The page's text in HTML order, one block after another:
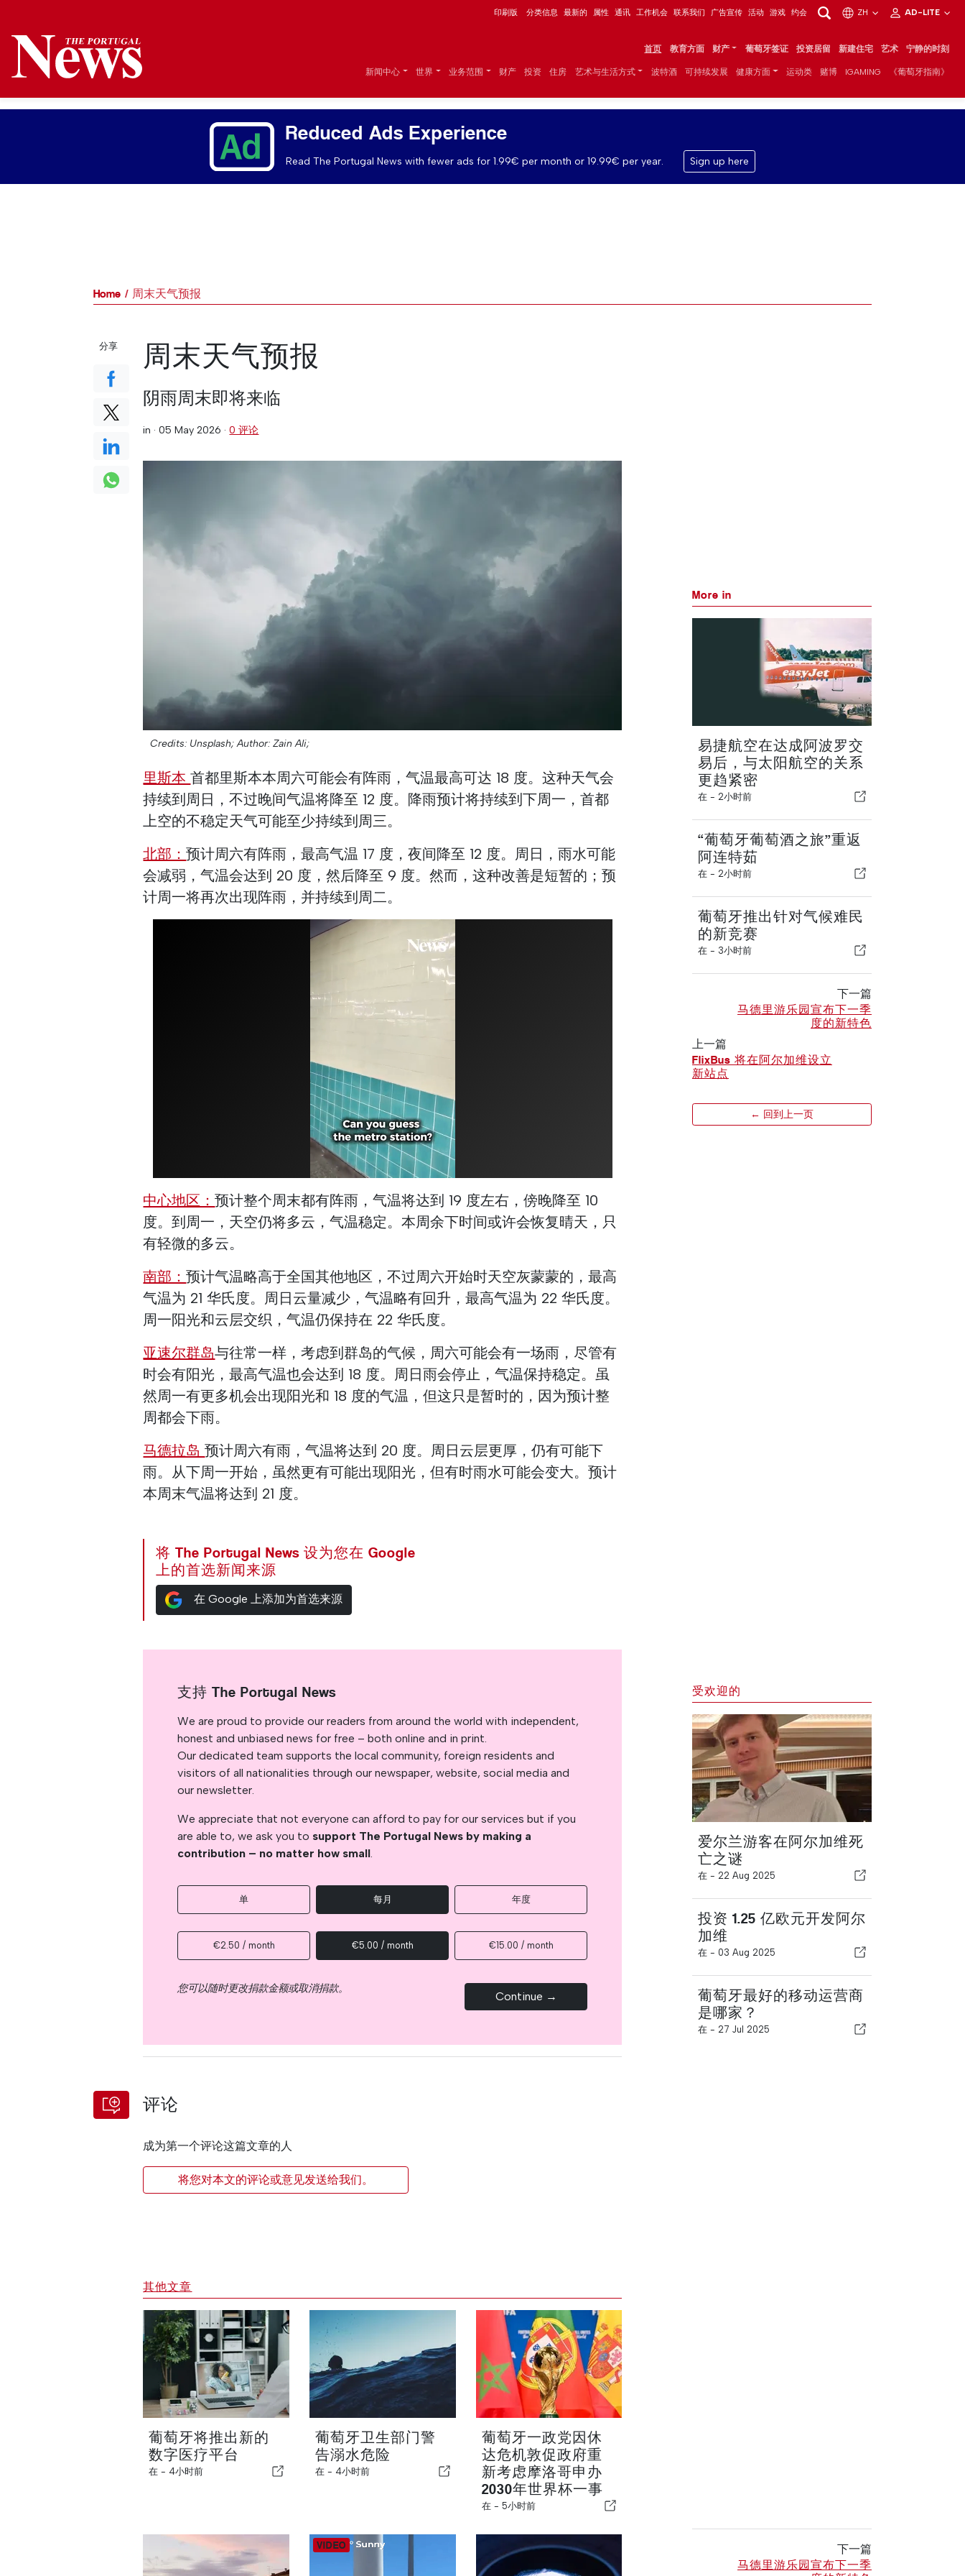
印刷版 分类信息 最新的 属性 通讯 工作机会 联系我们 广告宣传 活动 游戏 约会 ZH AD-LITE
首页 教育方面 财产 葡萄牙签证 投资居留 新建住宅 艺术 宁静的时刻
新闻中心 世界 业务范围 财产 投资 住房 艺术与生活方式 波特酒 可持续发展 健康方面 运动类 赌博 IGAMING 《葡萄牙指南》
Reduced Ads Experience
Read The Portugal News with fewer ads for 1.99€ per month or 19.99€ per year. Sign up here
Home 周末天气预报
周末天气预报
阴雨周末即将来临
in ·05 May 2026 ·0 评论
Credits: Unsplash; Author: Zain Ali;
里斯本首都里斯本本周六可能会有阵雨，气温最高可达 18 度。这种天气会
持续到周日，不过晚间气温将降至 12 度。降雨预计将持续到下周一，首都
上空的不稳定天气可能至少持续到周三。
北部：预计周六有阵雨，最高气温 17 度，夜间降至 12 度。周日，雨水可能
会减弱，气温会达到 20 度，然后降至 9 度。然而，这种改善是短暂的；预
计周一将再次出现阵雨，并持续到周二。
中心地区：预计整个周末都有阵雨，气温将达到 19 度左右，傍晚降至 10
度。到周一，天空仍将多云，气温稳定。本周余下时间或许会恢复晴天，只
有轻微的多云。
南部：预计气温略高于全国其他地区，不过周六开始时天空灰蒙蒙的，最高
气温为 21 华氏度。周日云量减少，气温略有回升，最高气温为 22 华氏度。
周一阳光和云层交织，气温仍保持在 22 华氏度。
亚速尔群岛与往常一样，考虑到群岛的气候，周六可能会有一场雨，尽管有
时会有阳光，最高气温也会达到 18 度。周日雨会停止，气温保持稳定。虽
然周一有更多机会出现阳光和 18 度的气温，但这只是暂时的，因为预计整
周都会下雨。
马德拉岛预计周六有雨，气温将达到 20 度。周日云层更厚，仍有可能下
雨。从下周一开始，虽然更有可能出现阳光，但有时雨水可能会变大。预计
本周末气温将达到 21 度。
将 The Portugal News 设为您在 Google
上的首选新闻来源
在 Google 上添加为首选来源
分享
More in
易捷航空在达成阿波罗交
易后，与太阳航空的关系
更趋紧密
在 - 2小时前
“葡萄牙葡萄酒之旅”重返
阿连特茹
在 - 2小时前
葡萄牙推出针对气候难民
的新竞赛
在 - 3小时前
下一篇
马德里游乐园宣布下一季
度的新特色
上一篇
FlixBus 将在阿尔加维设立
新站点
← 回到上一页
支持 The Portugal News
We are proud to provide our readers from around the world with independent,
honest and unbiased news for free – both online and in print.
Our dedicated team supports the local community, foreign residents and
visitors of all nationalities through our newspaper, website, social media and
our newsletter.
We appreciate that not everyone can afford to pay for our services but if you
are able to, we ask you to support The Portugal News by making a
contribution – no matter how small.
单 每月 年度
€2.50 / month €5.00 / month €15.00 / month
您可以随时更改捐款金额或取消捐款。
Continue →
评论
成为第一个评论这篇文章的人
将您对本文的评论或意见发送给我们。
受欢迎的
爱尔兰游客在阿尔加维死
亡之谜
在 - 22 Aug 2025
投资 1.25 亿欧元开发阿尔
加维
在 - 03 Aug 2025
葡萄牙最好的移动运营商
是哪家？
在 - 27 Jul 2025
其他文章
葡萄牙将推出新的
数字医疗平台
在 - 4小时前
葡萄牙卫生部门警
告溺水危险
在 - 4小时前
葡萄牙一政党因休
达危机敦促政府重
新考虑摩洛哥申办
2030年世界杯一事
在 - 5小时前
下一篇
马德里游乐园宣布下一季